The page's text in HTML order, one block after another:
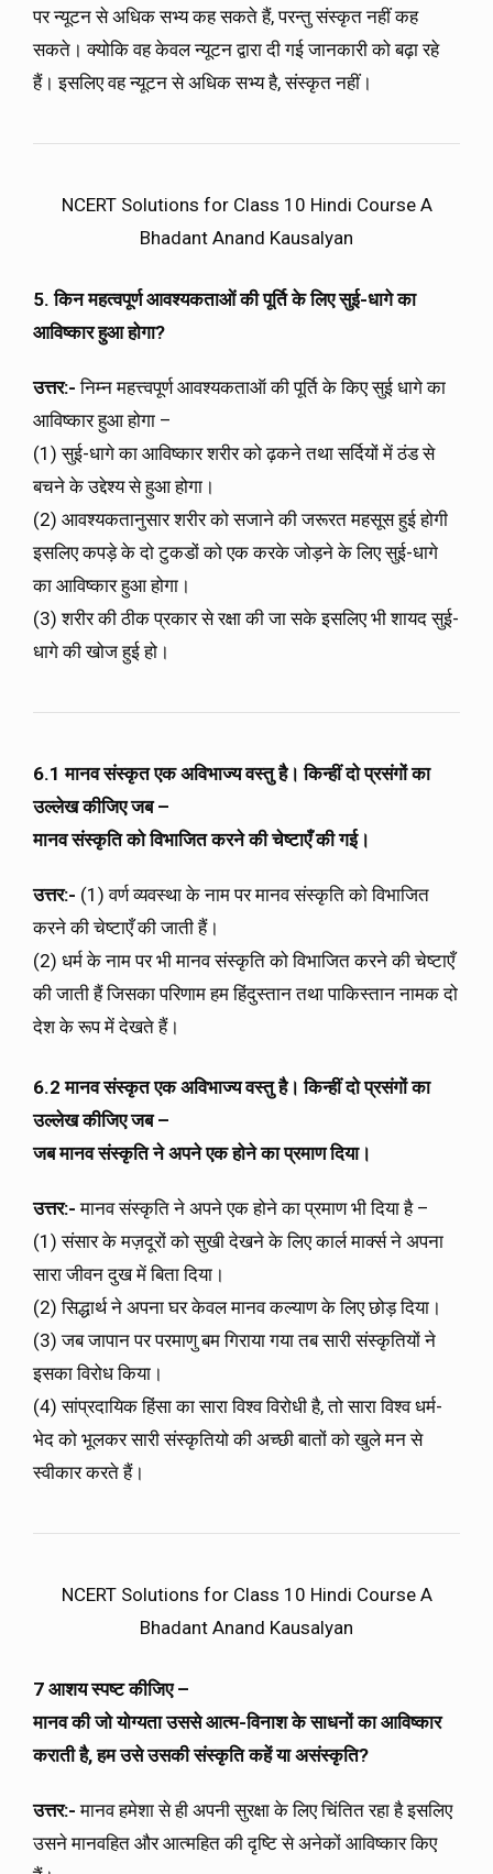
पर न्यूटन से अधिक सभ्य कह सकते हैं, परन्तु संस्कृत नहीं कह
सकते। क्योकि वह केवल न्यूटन द्वारा दी गई जानकारी को बढ़ा रहे
हैं। इसलिए वह न्यूटन से अधिक सभ्य है, संस्कृत नहीं।
NCERT Solutions for Class 10 Hindi Course A
Bhadant Anand Kausalyan
5. किन महत्वपूर्ण आवश्यकताओं की पूर्ति के लिए सुई-धागे का
आविष्कार हुआ होगा?
उत्तर:-निम्न महत्त्वपूर्ण आवश्यकताऑ की पूर्ति के किए सुई धागे का
आविष्कार हुआ होगा –
(1) सुई-धागे का आविष्कार शरीर को ढ़कने तथा सर्दियों में ठंड से
बचने के उद्देश्य से हुआ होगा।
(2) आवश्यकतानुसार शरीर को सजाने की जरूरत महसूस हुई होगी
इसलिए कपड़े के दो टुकडों को एक करके जोड़ने के लिए सुई-धागे
का आविष्कार हुआ होगा।
(3) शरीर की ठीक प्रकार से रक्षा की जा सके इसलिए भी शायद सुई-
धागे की खोज हुई हो।
6.1 मानव संस्कृत एक अविभाज्य वस्तु है। किन्हीं दो प्रसंगों का
उल्लेख कीजिए जब –
मानव संस्कृति को विभाजित करने की चेष्टाएँ की गई।
उत्तर:- (1) वर्ण व्यवस्था के नाम पर मानव संस्कृति को विभाजित
करने की चेष्टाएँ की जाती हैं।
(2) धर्म के नाम पर भी मानव संस्कृति को विभाजित करने की चेष्टाएँ
की जाती हैं जिसका परिणाम हम हिंदुस्तान तथा पाकिस्तान नामक दो
देश के रूप में देखते हैं।
6.2 मानव संस्कृत एक अविभाज्य वस्तु है। किन्हीं दो प्रसंगों का
उल्लेख कीजिए जब –
जब मानव संस्कृति ने अपने एक होने का प्रमाण दिया।
उत्तर:-मानव संस्कृति ने अपने एक होने का प्रमाण भी दिया है –
(1) संसार के मज़दूरों को सुखी देखने के लिए कार्ल मार्क्स ने अपना
सारा जीवन दुख में बिता दिया।
(2) सिद्धार्थ ने अपना घर केवल मानव कल्याण के लिए छोड़ दिया।
(3) जब जापान पर परमाणु बम गिराया गया तब सारी संस्कृतियों ने
इसका विरोध किया।
(4) सांप्रदायिक हिंसा का सारा विश्व विरोधी है, तो सारा विश्व धर्म-
भेद को भूलकर सारी संस्कृतियो की अच्छी बातों को खुले मन से
स्वीकार करते हैं।
NCERT Solutions for Class 10 Hindi Course A
Bhadant Anand Kausalyan
7 आशय स्पष्ट कीजिए –
मानव की जो योग्यता उससे आत्म-विनाश के साधनों का आविष्कार
कराती है, हम उसे उसकी संस्कृति कहें या असंस्कृति?
उत्तर:-मानव हमेशा से ही अपनी सुरक्षा के लिए चिंतित रहा है इसलिए
उसने मानवहित और आत्महित की दृष्टि से अनेकों आविष्कार किए